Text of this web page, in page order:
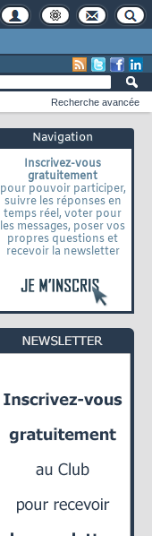
Navigation
Inscrivez-vous
gratuitement
pour pouvoir participer,
suivre les réponses en
temps réel, voter pour
les messages, poser vos
propres questions et
recevoir la newsletter
Recherche avancée